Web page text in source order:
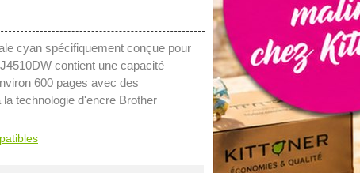
cyan spécifiquement conçue pour
contient une capacité
600 pages avec des
technologie d'encre Brother